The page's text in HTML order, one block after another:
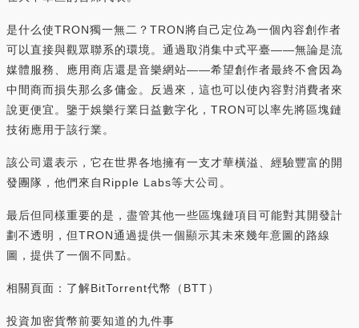
是什么使TRON獨一無二？TRON將自己定位為一個內容創作者
可以直接與觀眾聯系的環境。通過取消集中式平臺——無論是流
媒體服務、應用商店還是音樂網站——希望創作者最終不會因為
中間商而損失那么多傭金。反過來，這也可以使內容對消費者來
說更便宜。鑒于娛樂行業日益數字化，TRON可以率先將區塊鏈
技術應用于該行業。
該公司還表示，它在世界各地擁有一支才華橫溢、經驗豐富的開
發團隊，他們來自Ripple Labs等大公司。
最后但同樣重要的是，盡管其他一些區塊鏈項目可能對其開發計
劃不透明，但TRON通過提供一個顯示其未來幾年意圖的路線
圖，提供了一個不同點。
相關頁面：了解BitTorrent代幣（BTT）
投資加密貨幣前要知道的九件事